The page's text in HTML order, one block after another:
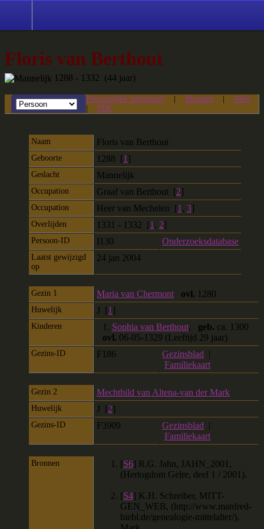
Floris van Berthout
1288 - 1332 (44 jaar)
Persoonlijke informatie Bronnen
Alles
PDF
Naam Floris van Berthout
Geboorte 1288 [1]
Geslacht Mannelijk
Occupation Graaf van Berthout [2]
Occupation Heer van Mechelen [1, 3]
Overlijden 1331 - 1332 [1, 2]
Persoon-ID I130 Onderzoeksdatabase
Laatst gewijzigd
op
24 jan 2004
Gezin 1 Maria van Chermont ovl. 1280
Huwelijk J [1]
Kinderen 1. Sophia van Berthout, geb. ca. 1300
ovl. 06-05-1329 (Leeftijd 29 jaar)
Gezins-ID F186 Gezinsblad |
Familiekaart
Gezin 2 Mechthild van Altena-van der Mark
Huwelijk J [2]
Gezins-ID F3909 Gezinsblad |
Familiekaart
Bronnen [S6] R.G. Jahn, JAHN_2001,
(Hertogdom Gelre, deel 1 / 2001).
[S4] K.H. Schreiber, MITT-
GEN_WEB, (http://www.manfred-
hiebl.de/genealogie-mittelalter/),